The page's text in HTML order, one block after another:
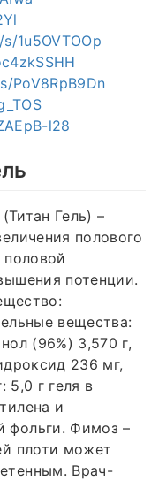
1u5OVTOOp
PoV8RpB9Dn
l28
Гель) –
полового
половой
потенции.
вещества:
(96%) 3,570 г,
236 мг,
5,0 г геля в
и
фольги. Фимоз –
плоти может
Врач-